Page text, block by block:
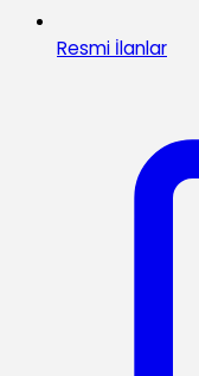
Resmi İlanlar